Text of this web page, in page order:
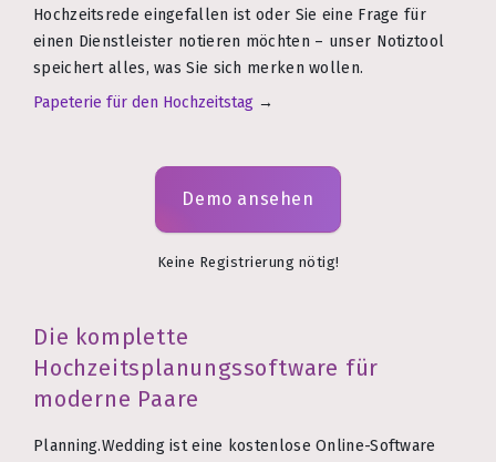
Hochzeitsrede eingefallen ist oder Sie eine Frage für
einen Dienstleister notieren möchten – unser Notiztool
speichert alles, was Sie sich merken wollen.
Papeterie für den Hochzeitstag →
Demo ansehen
Keine Registrierung nötig!
Die komplette
Hochzeitsplanungssoftware für
moderne Paare
Planning.Wedding ist eine kostenlose Online-Software